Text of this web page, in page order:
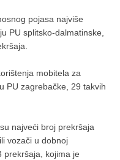
pojasa najviše
PU splitsko-dalmatinske,
mobitela za
PU zagrebačke, 29 takvih
najveći broj prekršaja
vozači u dobnoj
prekršaja, kojima je